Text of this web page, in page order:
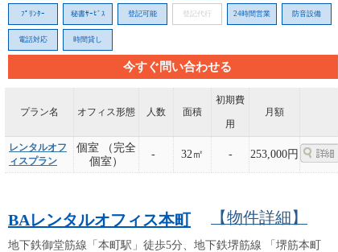
ﾌﾟﾘﾝﾀｰ 秘書ｻｰﾋﾞｽ 登記可能 登記代行 24時間営業 防音設備
電話対応 時間貸し
今すぐ問い合わせる
プラン名 オフィス形態 人数 面積
初期費
用
月額
レンタルオフ
ィスプラン
個室 （完全
個室）
- 32㎡ - 253,000円
BAレンタルオフィス本町 【物件詳細】
地下鉄御堂筋線「本町駅」徒歩5分、地下鉄堺筋線 「堺筋本町